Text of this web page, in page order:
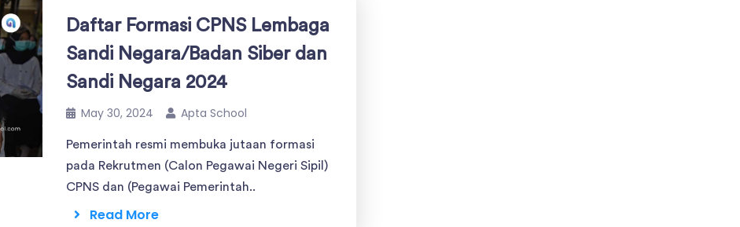
Daftar Formasi CPNS Lembaga
Sandi Negara/Badan Siber dan
Sandi Negara 2024
May 30, 2024 Apta School
Pemerintah resmi membuka jutaan formasi
pada Rekrutmen (Calon Pegawai Negeri Sipil)
CPNS dan (Pegawai Pemerintah..
Read More